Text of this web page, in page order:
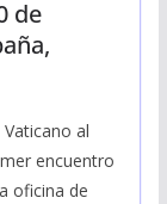
de
al
encuentro
oficina de